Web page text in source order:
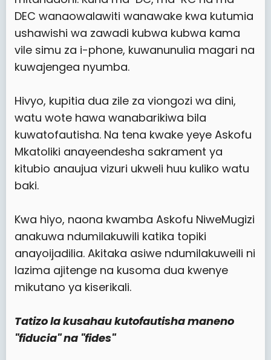
DEC wanaowalawiti wanawake kwa kutumia
ushawishi wa zawadi kubwa kubwa kama
vile simu za i-phone, kuwanunulia magari na
kuwajengea nyumba.
Hivyo, kupitia dua zile za viongozi wa dini,
watu wote hawa wanabarikiwa bila
kuwatofautisha. Na tena kwake yeye Askofu
Mkatoliki anayeendesha sakrament ya
kitubio anaujua vizuri ukweli huu kuliko watu
baki.
Kwa hiyo, naona kwamba Askofu NiweMugizi
anakuwa ndumilakuwili katika topiki
anayoijadilia. Akitaka asiwe ndumilakuweili ni
lazima ajitenge na kusoma dua kwenye
mikutano ya kiserikali.
Tatizo la kusahau kutofautisha maneno
"fiducia" na "fides"